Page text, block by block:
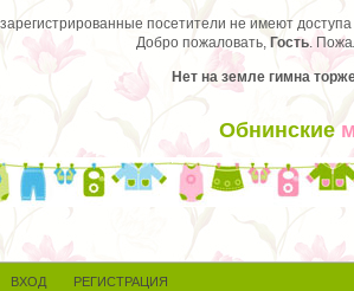
посетители не имеют
Добро пожаловать, Гость.
Нет на земле гимна
Обнинские
ВХОД РЕГИСТРАЦИЯ